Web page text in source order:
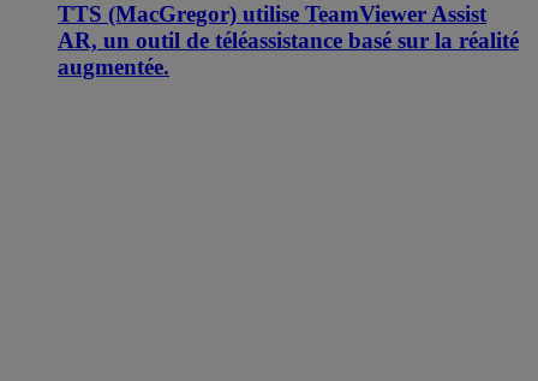
TTS (MacGregor) utilise TeamViewer Assist
AR, un outil de téléassistance basé sur la réalité
augmentée.